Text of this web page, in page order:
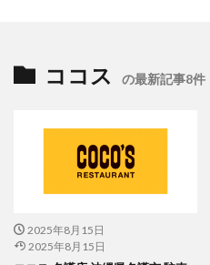
ココス の最新記事8件
2025年8月15日
2025年8月15日